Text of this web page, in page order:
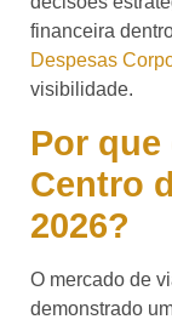
financeira
Despesas
visibilidade.
Por
Centro
2026?
O mercado de
demonstrado